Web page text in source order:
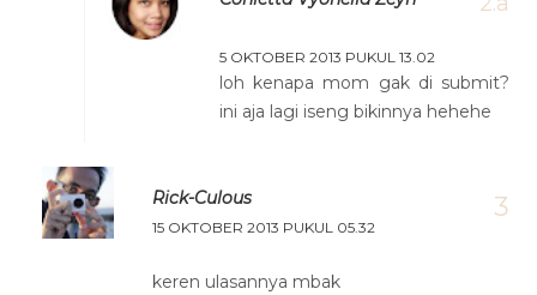
5 OKTOBER 2013 PUKUL 13.02
loh kenapa mom gak di submit?
ini aja lagi iseng bikinnya hehehe
Rick-Culous
15 OKTOBER 2013 PUKUL 05.32
keren ulasannya mbak